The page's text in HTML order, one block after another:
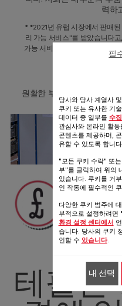
력하
* *2021년 유럽 시장에서 판매
리 가능 서비스"를 받았습니다
가능 서비스"으로 일괄 변경되
해 생
원활한 부품 수급을 위해
품을 보
제품을 새
더 경제적
비스 체
노력하고
정식 부품
의 품질
테팔은
당사와 당사 계열사 및
쿠키 또는 유사한 기
데이터 중 일부를 수
관심사와 온라인 활
콘텐츠를 제공하며,
유할 수 있도록 합니
"모든 쿠키 수락" 또
부"를 클릭하여 위의
있습니다. 쿠키를 거
인 작동에 필수적인
다양한 쿠키 범주에
부적으로 설정하려면
환경 설정 센터에서
습니다. 당사의 쿠키
인할 수 있습니다.
필
내 선택